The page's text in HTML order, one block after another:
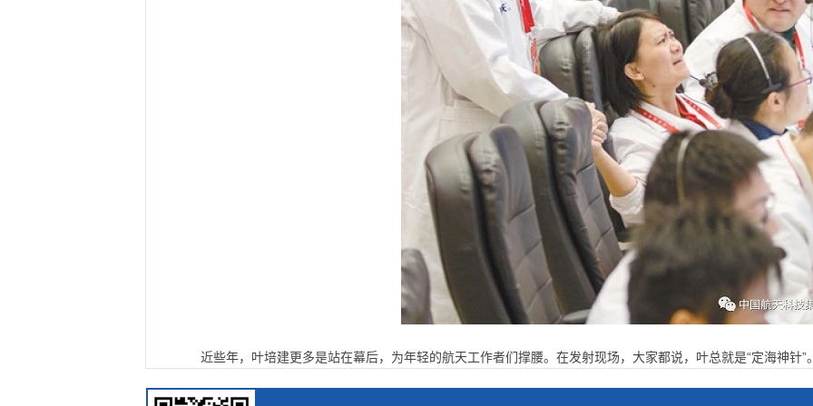
近些年，叶培建更多是站在幕后，为年轻的航天工作者们撑腰。在发射现场，大家都说，叶总就是“定海神针”